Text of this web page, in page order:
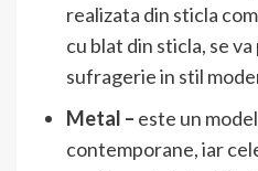
realizata din sticla
cu blat din sticla, se
sufragerie in stil
Metal – este un
contemporane, iar